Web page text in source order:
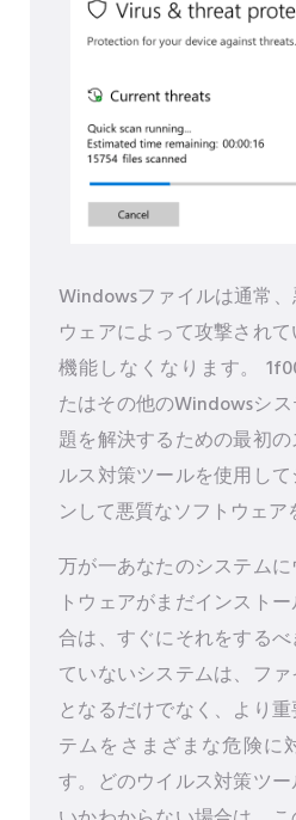
Windowsファイルは通常
ウェアによって攻撃され
機能しなくなります。
たはその他のWindowsシ
題を解決するための最初
ルス対策ツールを使用し
ンして悪質なソフトウェア
万が一あなたのシステム
トウェアがまだインスト
合は、すぐにそれをする
ていないシステムは、フ
となるだけでなく、より
テムをさまざまな危険に
す。どのウイルス対策ツ